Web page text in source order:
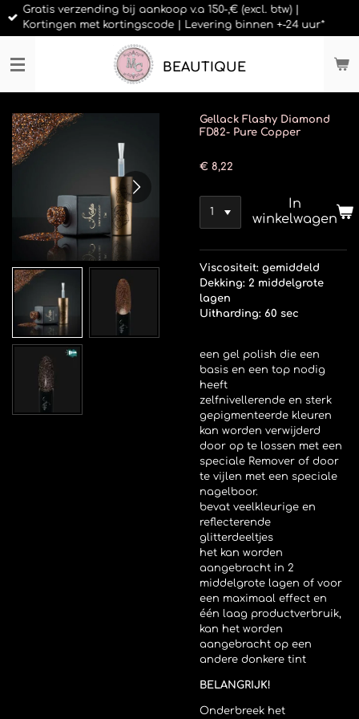
Ga
direct
de
BEAUTIQUE
Gratis verzending bij aankoop v.a 150-,€ (excl. btw) |
Kortingen met kortingscode | Levering binnen +-24 uur*
Gellack Flashy Diamond
FD82- Pure Copper
€ 8,22
In
winkelwagen
Viscositeit: gemiddeld
Dekking: 2 middelgrote
lagen
Uitharding: 60 sec
een gel polish die een
basis en een top nodig
heeft
zelfnivellerende en sterk
gepigmenteerde kleuren
kan worden verwijderd
door op te lossen met een
speciale Remover of door
te vijlen met een speciale
nagelboor.
bevat veelkleurige en
reflecterende
glitterdeeltjes
het kan worden
aangebracht in 2
middelgrote lagen of voor
een maximaal effect en
één laag productverbruik,
kan het worden
aangebracht op een
andere donkere tint
BELANGRIJK!
Onderbreek het